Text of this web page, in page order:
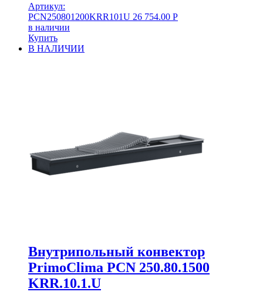
Артикул:
PCN250801200KRR101U 26 754.00 Р
в наличии
Купить
В НАЛИЧИИ
Внутрипольный конвектор
PrimoClima PCN 250.80.1500
KRR.10.1.U